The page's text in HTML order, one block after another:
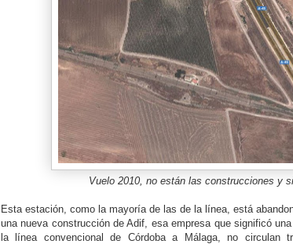
Vuelo 2010, no están las construcciones y
Esta estación, como la mayoría de las de la línea, está
una nueva construcción de Adif, esa empresa que significó
la línea convencional de Córdoba a Málaga, no circulan